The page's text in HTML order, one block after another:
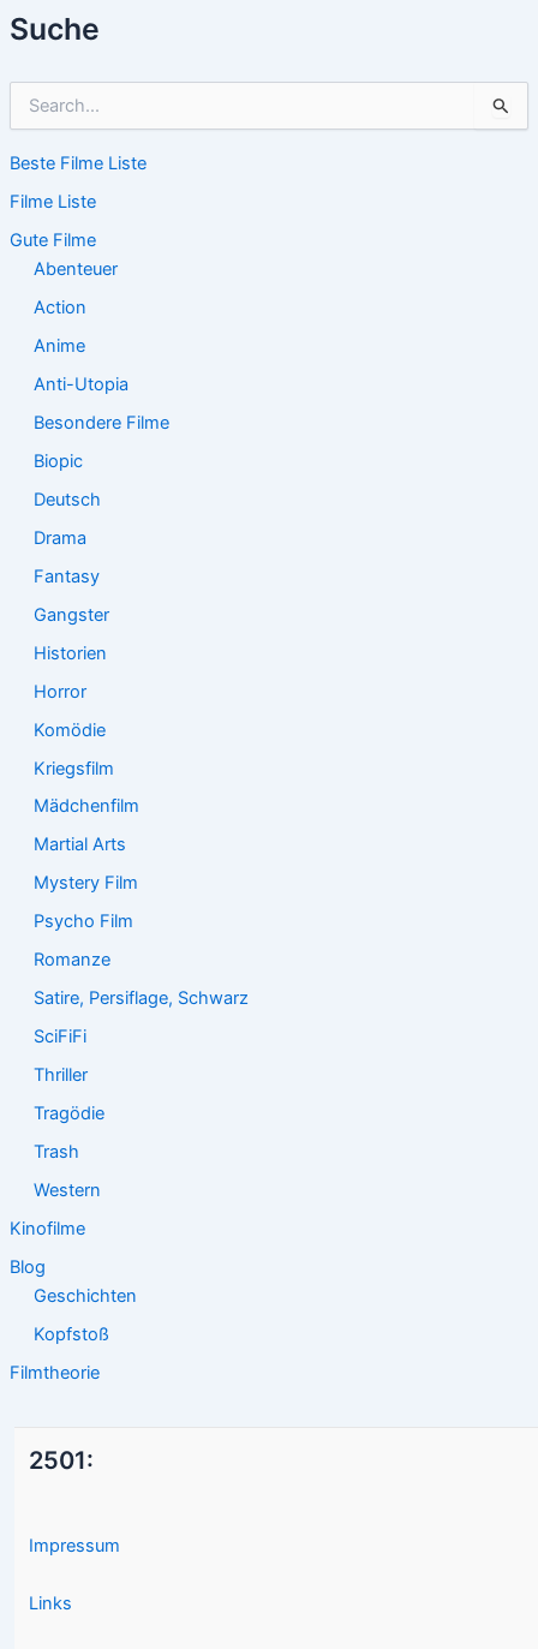
Suche
h
n
n
Beste Filme Liste
Filme Liste
Gute Filme
Abenteuer
Action
Anime
Anti-Utopia
Besondere Filme
Biopic
Deutsch
Drama
Fantasy
Gangster
Historien
Horror
Komödie
Kriegsfilm
Mädchenfilm
Martial Arts
Mystery Film
Psycho Film
Romanze
Satire, Persiflage, Schwarz
SciFiFi
Thriller
Tragödie
Trash
Western
Kinofilme
Blog
Geschichten
Kopfstoß
Filmtheorie
2501:
Impressum
Links